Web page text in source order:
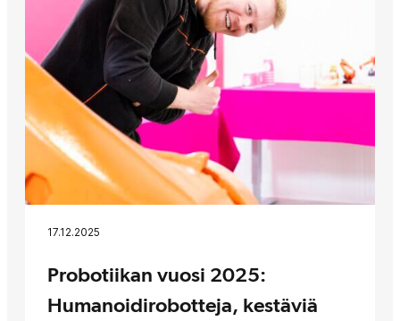
17.12.2025
Probotiikan vuosi 2025:
Humanoidirobotteja, kestäviä